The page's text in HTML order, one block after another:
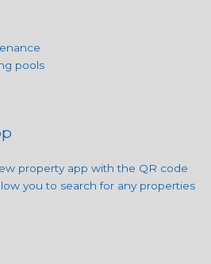
pools
property app with the QR code
you to search for any properties